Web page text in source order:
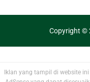
Copyright ©
Iklan yang tampil di website